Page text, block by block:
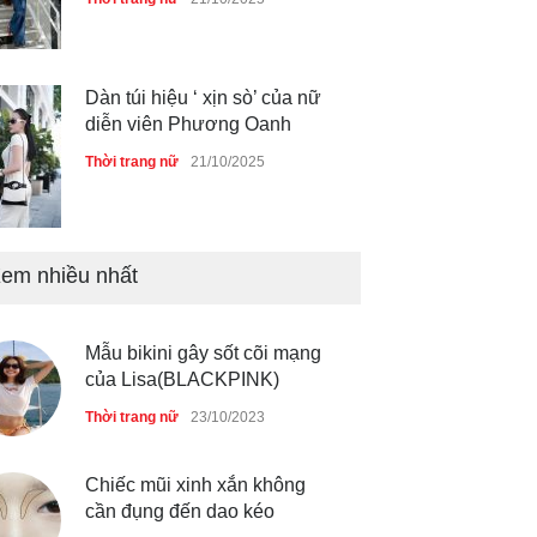
Dàn túi hiệu ‘ xịn sò’ của nữ
diễn viên Phương Oanh
Thời trang nữ 21/10/2025
Mẫu áo khoác đẹp cho phụ
Thời trang nữ
Chiếc áo dài cưới của Hoa
Thời trang nữ 21/10/2025
nhiều nhất
Mẫu bikini gây sốt cõi mạng
của Lisa(BLACKPINK)
Thời trang nữ 23/10/2023
Chiếc mũi xinh xắn không
cần đụng đến dao kéo